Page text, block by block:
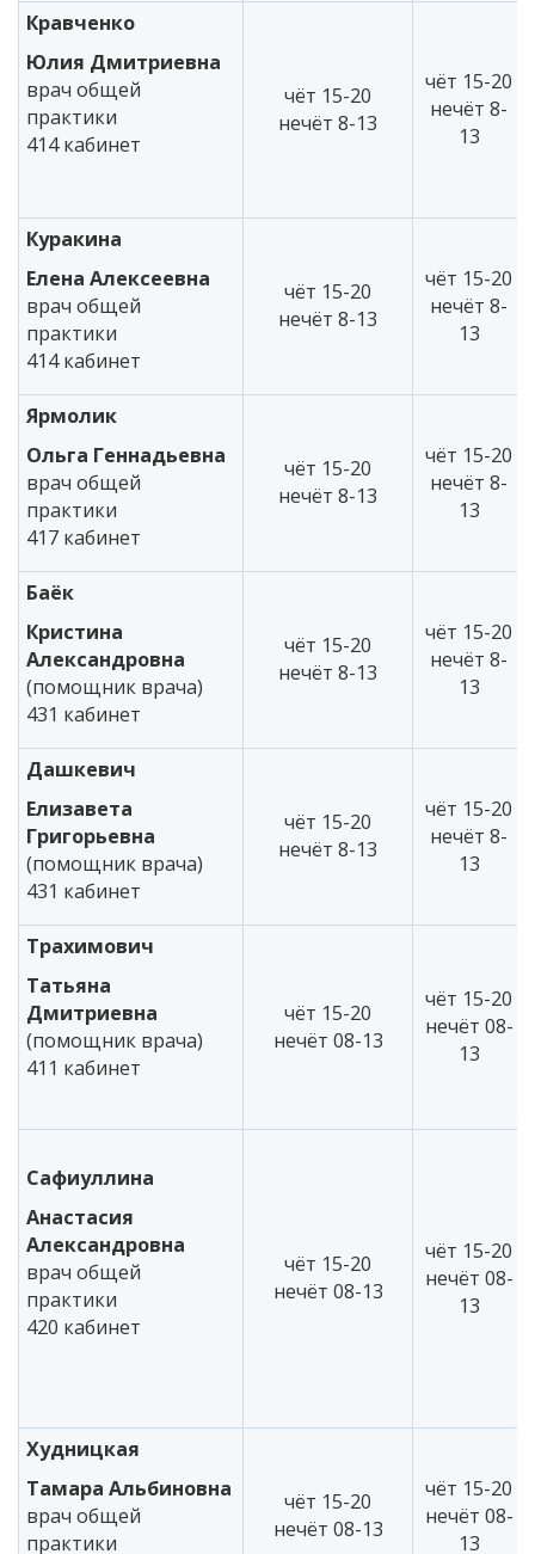
Кравченко
Юлия Дмитриевна
врач общей
практики
414 кабинет
чёт 15-20
нечёт 8-13
чёт 15-20
нечёт 8-
13
Куракина
Елена Алексеевна
врач общей
практики
414 кабинет
чёт 15-20
нечёт 8-13
чёт 15-20
нечёт 8-
13
Ярмолик
Ольга Геннадьевна
врач общей
практики
417 кабинет
чёт 15-20
нечёт 8-13
чёт 15-20
нечёт 8-
13
Баёк
Кристина
Александровна
(помощник врача)
431 кабинет
чёт 15-20
нечёт 8-13
чёт 15-20
нечёт 8-
13
Дашкевич
Елизавета
Григорьевна
(помощник врача)
431 кабинет
чёт 15-20
нечёт 8-13
чёт 15-20
нечёт 8-
13
Трахимович
Татьяна
Дмитриевна
(помощник врача)
411 кабинет
чёт 15-20
нечёт 08-13
чёт 15-20
нечёт 08-
13
Сафиуллина
Анастасия
Александровна
врач общей
практики
420 кабинет
чёт 15-20
нечёт 08-13
чёт 15-20
нечёт 08-
13
Худницкая
Тамара Альбиновна
врач общей
практики
чёт 15-20
нечёт 08-13
чёт 15-20
нечёт 08-
13